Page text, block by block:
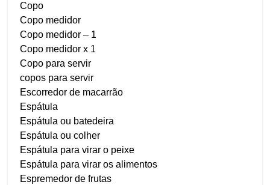
Copo
Copo medidor
Copo medidor – 1
Copo medidor x 1
Copo para servir
copos para servir
Escorredor de macarrão
Espátula
Espátula ou batedeira
Espátula ou colher
Espátula para virar o peixe
Espátula para virar os alimentos
Espremedor de frutas